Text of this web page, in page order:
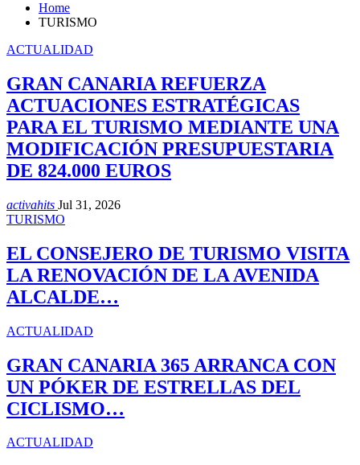
Home
TURISMO
ACTUALIDAD
GRAN CANARIA REFUERZA
ACTUACIONES ESTRATÉGICAS
PARA EL TURISMO MEDIANTE UNA
MODIFICACIÓN PRESUPUESTARIA
DE 824.000 EUROS
activahits Jul 31, 2026
TURISMO
EL CONSEJERO DE TURISMO VISITA
LA RENOVACIÓN DE LA AVENIDA
ALCALDE…
ACTUALIDAD
GRAN CANARIA 365 ARRANCA CON
UN PÓKER DE ESTRELLAS DEL
CICLISMO…
ACTUALIDAD